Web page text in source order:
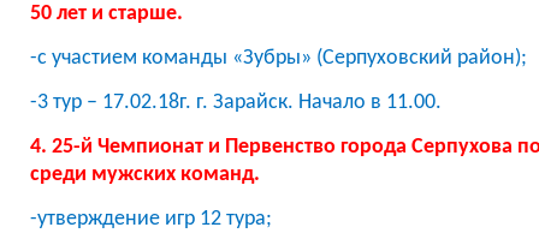
50 лет и старше.
-с участием команды «Зубры» (Серпуховский район);
-3 тур – 17.02.18г. г. Зарайск. Начало в 11.00.
4. 25-й Чемпионат и Первенство города Серпухова
среди мужских команд.
-утверждение игр 12 тура;